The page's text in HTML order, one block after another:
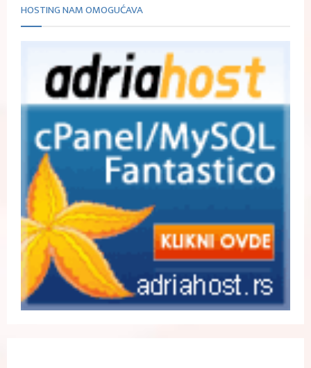
HOSTING NAM OMOGUĆAVA